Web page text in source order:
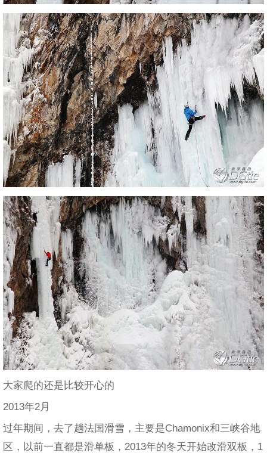
大家爬的还是比较开心的
2013年2月
过年期间，去了趟法国滑雪，主要是Chamonix和三峡谷地
区，以前一直都是滑单板，2013年的冬天开始改滑双板，1